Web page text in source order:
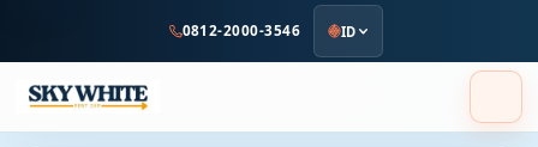
utama
0812-2000-3546 ID